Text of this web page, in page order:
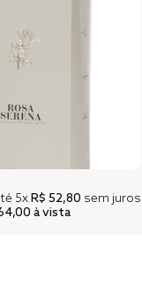
5xR$ 52,80 sem juros
à vista